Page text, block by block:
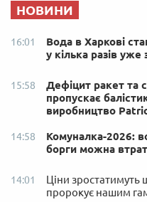
НОВИНИ
16:01
Вода в Харкові
у кілька разів уже
15:58
Дефіцит ракет та
пропускає
виробництво
14:58
Комуналка-2026:
борги можна
14:01
Ціни
пророкує нашим